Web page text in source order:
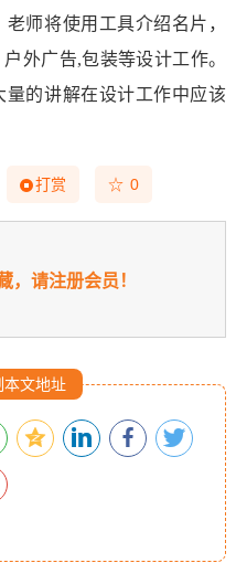
师将使用工具介绍名片，
外广告,包装等设计工作。
的讲解在设计工作中应该
打赏 ☆ 0
，请注册会员！
本文地址